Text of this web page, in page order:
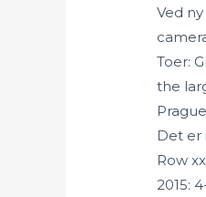
Ved
Toer:
the
Det er
Row
2015: